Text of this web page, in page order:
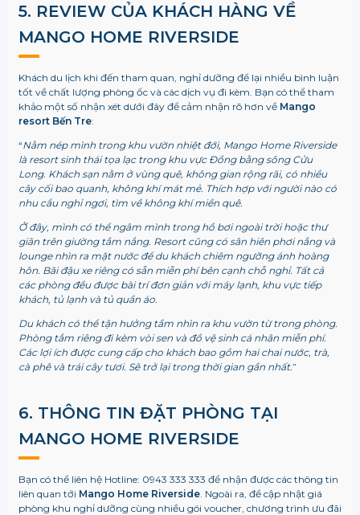
5. REVIEW CỦA KHÁCH HÀNG VỀ
MANGO HOME RIVERSIDE
Khách du lịch khi đến tham quan, nghỉ dưỡng để lại nhiều bình luận
tốt về chất lượng phòng ốc và các dịch vụ đi kèm. Bạn có thể tham
khảo một số nhận xét dưới đây để cảm nhận rõ hơn về Mango
resort Bến Tre:
“Nằm nép mình trong khu vườn nhiệt đới, Mango Home Riverside
là resort sinh thái tọa lạc trong khu vực Đồng bằng sông Cửu
Long. Khách sạn nằm ở vùng quê, không gian rộng rãi, có nhiều
cây cối bao quanh, không khí mát mẻ. Thích hợp với người nào có
nhu cầu nghỉ ngơi, tìm về không khí miền quê.
Ở đây, mình có thể ngâm mình trong hồ bơi ngoài trời hoặc thư
giãn trên giường tắm nắng. Resort cũng có sân hiên phơi nắng và
lounge nhìn ra mặt nước để du khách chiêm ngưỡng ánh hoàng
hôn. Bãi đậu xe riêng có sẵn miễn phí bên cạnh chỗ nghỉ. Tất cả
các phòng đều được bài trí đơn giản với máy lạnh, khu vực tiếp
khách, tủ lạnh và tủ quần áo.
Du khách có thể tận hưởng tầm nhìn ra khu vườn từ trong phòng.
Phòng tắm riêng đi kèm vòi sen và đồ vệ sinh cá nhân miễn phí.
Các lợi ích được cung cấp cho khách bao gồm hai chai nước, trà,
cà phê và trái cây tươi. Sẽ trở lại trong thời gian gần nhất.”
6. THÔNG TIN ĐẶT PHÒNG TẠI
MANGO HOME RIVERSIDE
Bạn có thể liên hệ Hotline: 0943 333 333 để nhận được các thông tin
liên quan tới Mango Home Riverside. Ngoài ra, để cập nhật giá
phòng khu nghỉ dưỡng cùng nhiều gói voucher, chương trình ưu đãi